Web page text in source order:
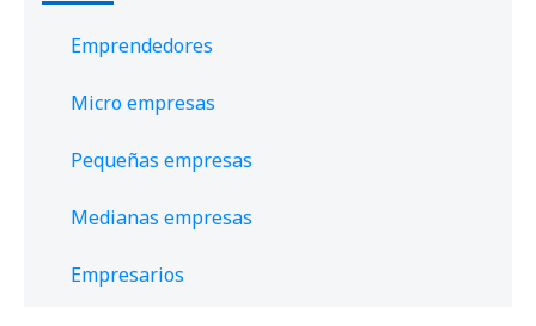
Emprendedores
Micro empresas
Pequeñas empresas
Medianas empresas
Empresarios